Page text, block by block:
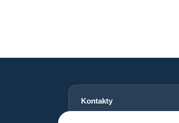
Kontakty